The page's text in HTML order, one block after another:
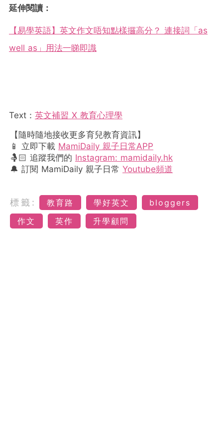
延伸閱讀：
【易學英語】英文作文唔知點樣攞高分？ 連接詞「as
well as」用法一睇即識
Text： 英文補習 X 教育心理學
【隨時隨地接收更多育兒教育資訊】
📱 立即下載 MamiDaily 親子日常APP
🤱🏻 追蹤我們的 Instagram: mamidaily.hk
🔔 訂閱 MamiDaily 親子日常 Youtube頻道
標籤: 教育路 學好英文
bloggers
作文
英作 升學顧問